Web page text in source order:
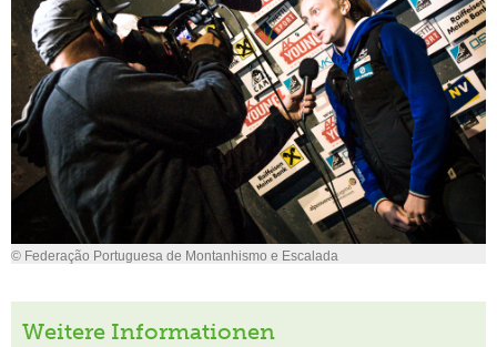
© Federação Portuguesa de Montanhismo e Escalada
Weitere Informationen